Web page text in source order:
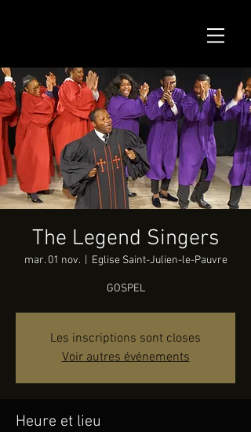
The Legend Singers
mar. 01 nov.
  |
Eglise Saint-Julien-le-Pauvre
GOSPEL
Les inscriptions sont closes
Voir autres événements
Heure et lieu